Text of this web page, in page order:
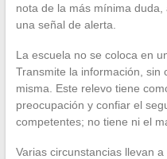
nota de la más mínima
una señal de alerta.
La escuela no se coloca en
Transmite la información, sin
misma. Este relevo tiene
preocupación y confiar el
competentes; no tiene ni el
Varias circunstancias llevan